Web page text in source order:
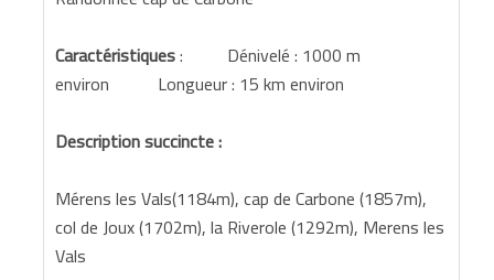
Caractéristiques: Dénivelé : 1000 m
environ Longueur : 15 km environ
Description succincte :
Mérens les Vals(1184m), cap de Carbone (1857m),
col de Joux (1702m), la Riverole (1292m), Merens les
Vals